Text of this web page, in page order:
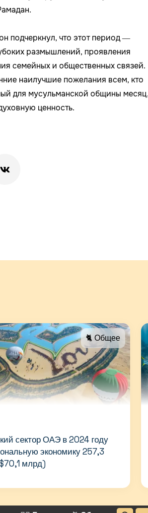
подчеркнул, что этот период —
размышлений, проявления
семейных и общественных связей.
наилучшие пожелания всем, кто
для мусульманской общины
ценность.
🐈 Общее
сектор ОАЭ в 2024 году
экономику 257,3
млрд)